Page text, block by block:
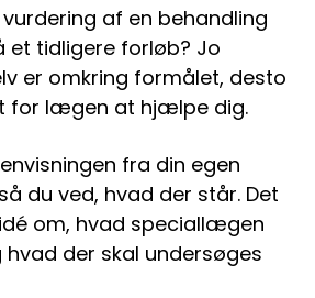
af en behandling
et tidligere forløb? Jo
er omkring formålet, desto
for lægen at hjælpe dig.
fra din egen
du ved, hvad der står. Det
om, hvad speciallægen
hvad der skal undersøges